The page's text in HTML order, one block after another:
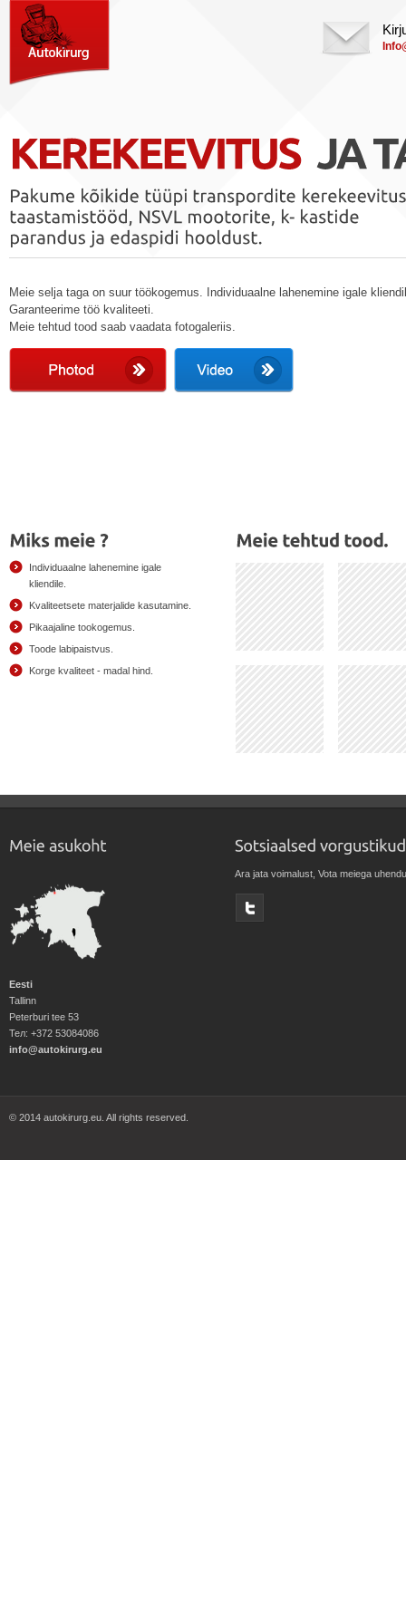
Meie selja taga on suur töökogemus. Individuaalne lahenemine igale
Garanteerime töö kvaliteeti.
Meie tehtud tood saab vaadata fotogaleriis.
Individuaalne lahenemine igale
kliendile.
Kvaliteetsete materjalide kasutamine.
Pikaajaline tookogemus.
Toode labipaistvus.
Korge kvaliteet - madal hind.
Eesti
Tallinn
Peterburi tee 53
Тел: +372 53084086
info@autokirurg.eu
Ara jata voimalust, Vota meiega
© 2014 autokirurg.eu. All rights reserved.